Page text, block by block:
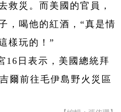
救災。而美國的官員，
，喝他的紅酒，“真是情
樣玩的！”
16日表示，美國總統拜
爾前往毛伊島野火災區